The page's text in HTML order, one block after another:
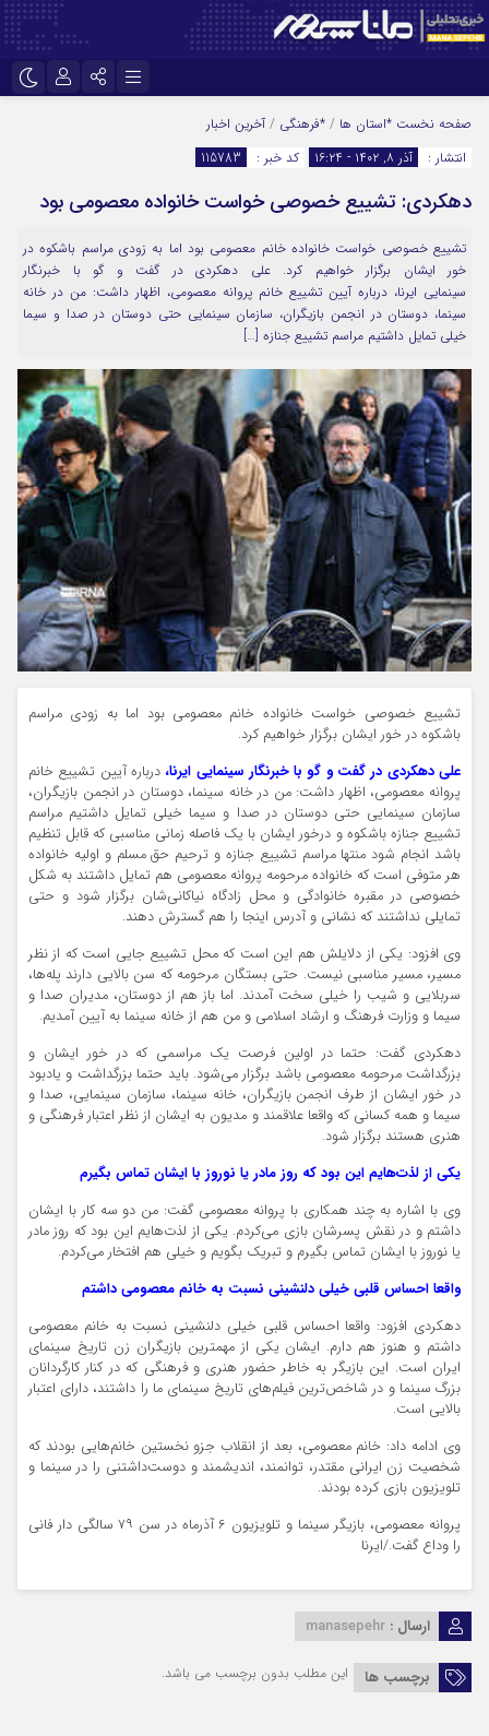
اینستاگرام
سروش
ایتا
آپارات
نام کاربری یا نشانی ایمیل
رمز عبور
مرا به خاطر بسپار
صفحه نخست *استان ها / *فرهنگی / آخرین اخبار
انتشار :
آذر ۸, ۱۴۰۲ - ۱۶:۲۴ کد خبر : 115783
دهکردی: تشییع خصوصی خواست خانواده معصومی بود
تشییع خصوصی خواست خانواده خانم معصومی بود اما به زودی مراسم باشکوه در
خور ایشان برگزار خواهیم کرد. علی دهکردی در گفت و گو با خبرنگار
سینمایی ایرنا، درباره آیین تشییع خانم پروانه معصومی، اظهار داشت: من در خانه
سینما، دوستان در انجمن بازیگران، سازمان سینمایی حتی دوستان در صدا و سیما
خیلی تمایل داشتیم مراسم تشییع جنازه […]
تشییع خصوصی خواست خانواده خانم معصومی بود اما به زودی مراسم
باشکوه در خور ایشان برگزار خواهیم کرد.
علی دهکردی در گفت و گو با خبرنگار سینمایی ایرنا، درباره آیین تشییع خانم
پروانه معصومی، اظهار داشت: من در خانه سینما، دوستان در انجمن بازیگران،
سازمان سینمایی حتی دوستان در صدا و سیما خیلی تمایل داشتیم مراسم
تشییع جنازه باشکوه و درخور ایشان با یک فاصله زمانی مناسبی که قابل تنظیم
باشد انجام شود منتها مراسم تشییع جنازه و ترحیم حق مسلم و اولیه خانواده
هر متوفی است که خانواده مرحومه پروانه معصومی هم تمایل داشتند به شکل
خصوصی در مقبره خانوادگی و محل زادگاه نیاکانی‌شان برگزار شود و حتی
تمایلی نداشتند که نشانی و آدرس اینجا را هم گسترش دهند.
وی افزود: یکی از دلایلش هم این است که محل تشییع جایی است که از نظر
مسیر، مسیر مناسبی نیست. حتی بستگان مرحومه که سن بالایی دارند پله‌ها،
سربلایی و شیب را خیلی سخت آمدند. اما باز هم از دوستان، مدیران صدا و
سیما و وزارت فرهنگ و ارشاد اسلامی و من هم از خانه سینما به آیین آمدیم.
دهکردی گفت: حتما در اولین فرصت یک مراسمی که در خور ایشان و
بزرگداشت مرحومه معصومی باشد برگزار می‌شود. باید حتما بزرگداشت و یادبود
در خور ایشان از طرف انجمن بازیگران، خانه سینما، سازمان سینمایی، صدا و
سیما و همه کسانی که واقعا علاقمند و مدیون به ایشان از نظر اعتبار فرهنگی و
هنری هستند برگزار شود.
یکی از لذت‌هایم این بود که روز مادر یا نوروز با ایشان تماس بگیرم
وی با اشاره به چند همکاری با پروانه معصومی گفت: من دو سه کار با ایشان
داشتم و در نقش پسرشان بازی می‌کردم. یکی از لذت‌هایم این بود که روز مادر
یا نوروز با ایشان تماس بگیرم و تبریک بگویم و خیلی هم افتخار می‌کردم.
واقعا احساس قلبی خیلی دلنشینی نسبت به خانم معصومی داشتم
دهکردی افزود: واقعا احساس قلبی خیلی دلنشینی نسبت به خانم معصومی
داشتم و هنوز هم دارم. ایشان یکی از مهمترین بازیگران زن تاریخ سینمای
ایران است. این بازیگر به خاطر حضور هنری و فرهنگی که در کنار کارگردانان
بزرگ سینما و در شاخص‌ترین فیلم‌های تاریخ سینمای ما را داشتند، دارای اعتبار
بالایی است.
وی ادامه داد: خانم معصومی، بعد از انقلاب جزو نخستین خانم‌هایی بودند که
شخصیت زن ایرانی مقتدر، توانمند، اندیشمند و دوست‌داشتنی را در سینما و
تلویزیون بازی کرده بودند.
پروانه معصومی، بازیگر سینما و تلویزیون ۶ آذرماه در سن ۷۹ سالگی دار فانی
را وداع گفت./ایرنا
ارسال : manasepehr
برچسب ها این مطلب بدون برچسب می باشد.